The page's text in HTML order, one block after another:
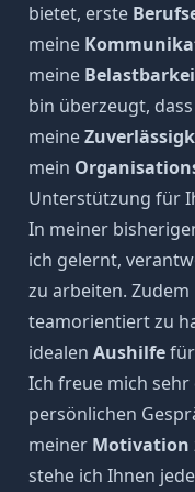
bietet, erste
meine
meine
bin überzeugt,
meine
mein
Unterstützung für
In meiner
ich gelernt,
zu arbeiten.
teamorientiert zu
idealen Aushilfefür
Ich freue mich sehr
persönlichen
meiner Motivation
stehe ich Ihnen